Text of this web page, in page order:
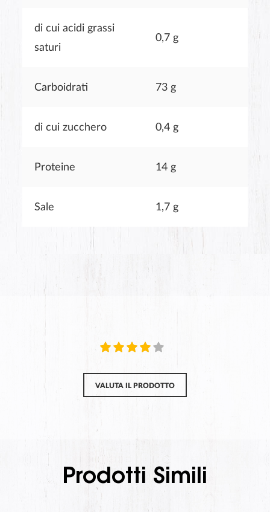
di cui acidi grassi
saturi
0,7 g
Carboidrati 73 g
di cui zucchero 0,4 g
Proteine 14 g
Sale 1,7 g
VALUTA IL PRODOTTO
Prodotti Simili